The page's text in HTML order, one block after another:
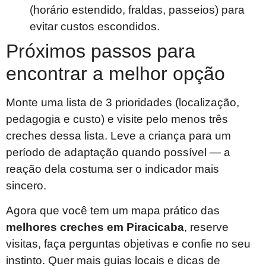
(horário estendido, fraldas, passeios) para
evitar custos escondidos.
Próximos passos para
encontrar a melhor opção
Monte uma lista de 3 prioridades (localização,
pedagogia e custo) e visite pelo menos três
creches dessa lista. Leve a criança para um
período de adaptação quando possível — a
reação dela costuma ser o indicador mais
sincero.
Agora que você tem um mapa prático das
melhores creches em Piracicaba, reserve
visitas, faça perguntas objetivas e confie no seu
instinto. Quer mais guias locais e dicas de